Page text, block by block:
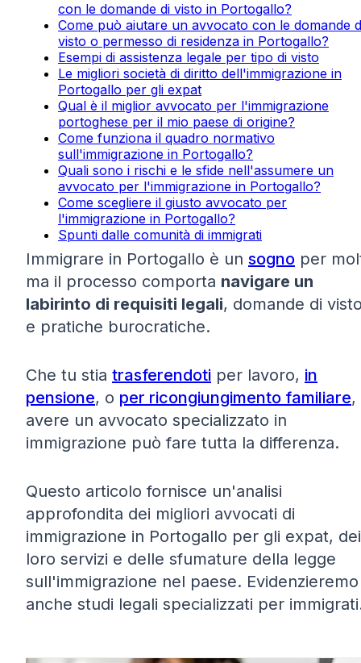
con le domande di visto in Portogallo?
Come può aiutare un avvocato con le domande
visto o permesso di residenza in Portogallo?
Esempi di assistenza legale per tipo di visto
Le migliori società di diritto dell'immigrazione in
Portogallo per gli expat
Qual è il miglior avvocato per l'immigrazione
portoghese per il mio paese di origine?
Come funziona il quadro normativo
sull'immigrazione in Portogallo?
Quali sono i rischi e le sfide nell'assumere un
avvocato per l'immigrazione in Portogallo?
Come scegliere il giusto avvocato per
l'immigrazione in Portogallo?
Spunti dalle comunità di immigrati
Immigrare in Portogallo è un sogno per
ma il processo comporta navigare un
labirinto di requisiti legali, domande di
e pratiche burocratiche.
Che tu stia trasferendoti per lavoro, in
pensione, o per ricongiungimento familiare,
avere un avvocato specializzato in
immigrazione può fare tutta la differenza.
Questo articolo fornisce un'analisi
approfondita dei migliori avvocati di
immigrazione in Portogallo per gli expat, dei
loro servizi e delle sfumature della legge
sull'immigrazione nel paese. Evidenzieremo
anche studi legali specializzati per